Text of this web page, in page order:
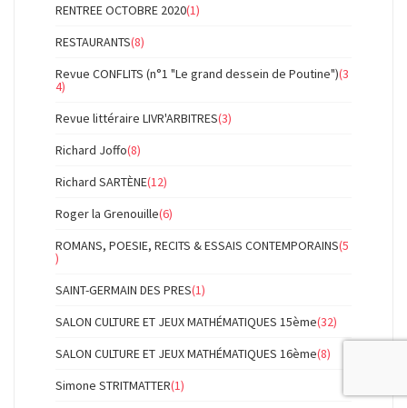
RENTREE OCTOBRE 2020(1)
RESTAURANTS(8)
Revue CONFLITS (n°1 "Le grand dessein de Poutine")(3
4)
Revue littéraire LIVR'ARBITRES(3)
Richard Joffo(8)
Richard SARTÈNE(12)
Roger la Grenouille(6)
ROMANS, POESIE, RECITS & ESSAIS CONTEMPORAINS(5
)
SAINT-GERMAIN DES PRES(1)
SALON CULTURE ET JEUX MATHÉMATIQUES 15ème(32)
SALON CULTURE ET JEUX MATHÉMATIQUES 16ème(8)
Simone STRITMATTER(1)